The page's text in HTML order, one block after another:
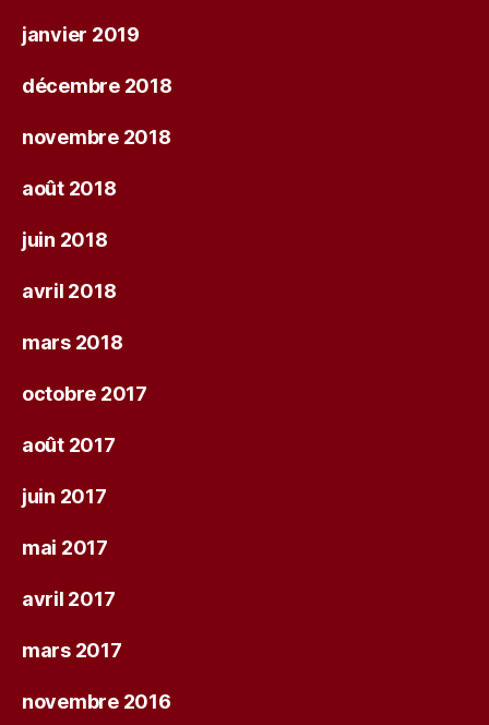
janvier 2019
décembre 2018
novembre 2018
août 2018
juin 2018
avril 2018
mars 2018
octobre 2017
août 2017
juin 2017
mai 2017
avril 2017
mars 2017
novembre 2016